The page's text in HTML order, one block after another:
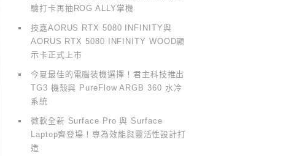
驗打卡再抽ROG ALLY掌機
技嘉AORUS RTX 5080 INFINITY與
AORUS RTX 5080 INFINITY WOOD顯
示卡正式上市
今夏最佳的電腦裝機選擇！君主科技推出
TG3 機殼與 PureFlow ARGB 360 水冷
系統
微軟全新 Surface Pro 與 Surface
Laptop齊登場！專為效能與靈活性設計打
造